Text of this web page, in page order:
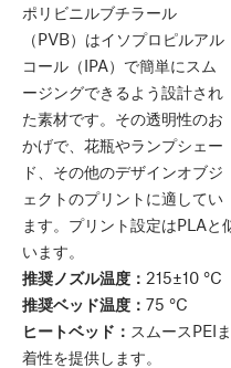
ポリビニルブチラール
（PVB）はイソプロピルアル
コール（IPA）で簡単にスム
ージングできるよう設計され
た素材です。その透明性のお
かげで、花瓶やランプシェー
ド、その他のデザインオブジ
ェクトのプリントに適してい
ます。プリント設定はPLAと
います。
推奨ノズル温度： 215±10 °C
推奨ベッド温度： 75 °C
ヒートベッド： スムースPEI
着性を提供します。